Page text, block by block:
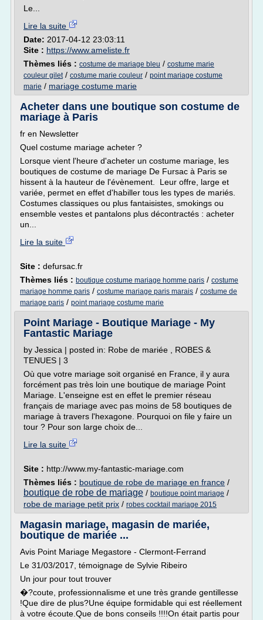
Le...
Lire la suite
Date: 2017-04-12 23:03:11
Site : https://www.ameliste.fr
Thèmes liés : costume de mariage bleu / costume marie
couleur gilet/ costume marie couleur / point mariage costume
marie / mariage costume marie
Acheter dans une boutique son costume de
mariage à Paris
fr en Newsletter
Quel costume mariage acheter ?
Lorsque vient l'heure d'acheter un costume mariage, les
boutiques de costume de mariage De Fursac à Paris se
hissent à la hauteur de l'évènement. Leur offre, large et
variée, permet en effet d'habiller tous les types de mariés.
Costumes classiques ou plus fantaisistes, smokings ou
ensemble vestes et pantalons plus décontractés : acheter
un...
Lire la suite
Site : defursac.fr
Thèmes liés : boutique costume mariage homme paris / costume
mariage homme paris / costume mariage paris marais / costume de
mariage paris / point mariage costume marie
Point Mariage - Boutique Mariage - My
Fantastic Mariage
by Jessica | posted in: Robe de mariée , ROBES &
TENUES | 3
Où que votre mariage soit organisé en France, il y aura
forcément pas très loin une boutique de mariage Point
Mariage. L'enseigne est en effet le premier réseau
français de mariage avec pas moins de 58 boutiques de
mariage à travers l'hexagone. Pourquoi on file y faire un
tour ? Pour son large choix de...
Lire la suite
Site : http://www.my-fantastic-mariage.com
Thèmes liés : boutique de robe de mariage en france /
boutique de robe de mariage / boutique point mariage /
robe de mariage petit prix / robes cocktail mariage 2015
Magasin mariage, magasin de mariée,
boutique de mariée ...
Avis Point Mariage Megastore - Clermont-Ferrand
Le 31/03/2017, témoignage de Sylvie Ribeiro
Un jour pour tout trouver
�?coute, professionnalisme et une très grande gentillesse
!Que dire de plus?Une équipe formidable qui est réellement
à votre écoute.Que de bons conseils !!!!On était partis pour